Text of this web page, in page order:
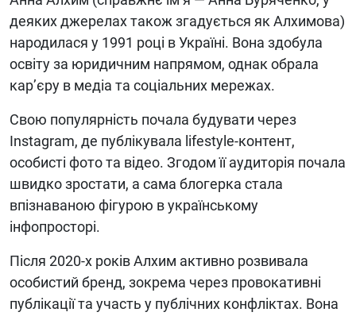
деяких джерелах також згадується як Алхимова)
народилася у 1991 році в Україні. Вона здобула
освіту за юридичним напрямом, однак обрала
кар’єру в медіа та соціальних мережах.
Свою популярність почала будувати через
Instagram, де публікувала lifestyle-контент,
особисті фото та відео. Згодом її аудиторія почала
швидко зростати, а сама блогерка стала
впізнаваною фігурою в українському
інфопросторі.
Після 2020-х років Алхим активно розвивала
особистий бренд, зокрема через провокативні
публікації та участь у публічних конфліктах. Вона